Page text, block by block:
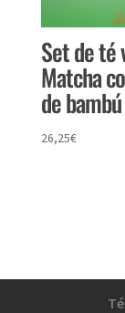
Set de té
Matcha
de
26,25€